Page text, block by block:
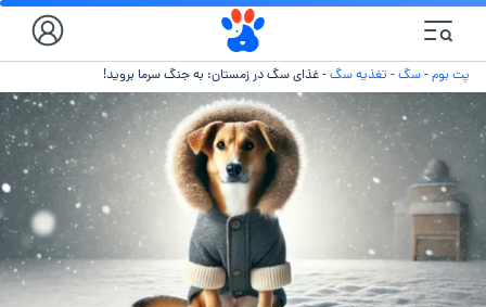
پت بوم-سگ- تغذیه سگ-غذای سگ در زمستان: به جنگ سرما بروید!